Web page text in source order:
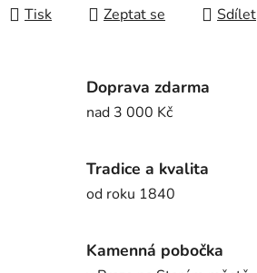
Tisk
Zeptat se Sdílet
Doprava zdarma
nad 3 000 Kč
Tradice a kvalita
od roku 1840
Kamenná pobočka